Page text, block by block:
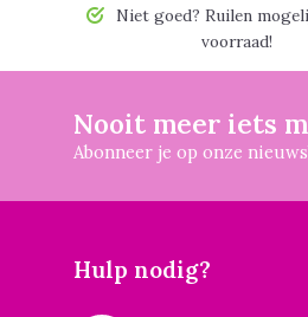
Niet goed? Ruilen
voorraad!
Nooit meer iets
Abonneer je op onze
Hulp nodig?